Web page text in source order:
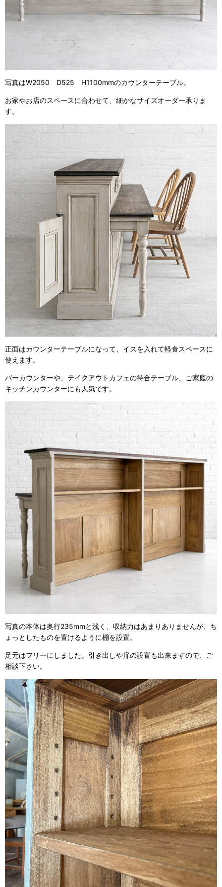
写真はW2050 D525 H1100mmのカウンターテーブル。
お家やお店のスペースに合わせて、細かなサイズオーダー承りま
す。
正面はカウンターテーブルになって、イスを入れて軽食スペースに
使えます。
バーカウンターや、テイクアウトカフェの待合テーブル、ご家庭の
キッチンカウンターにも人気です。
写真の本体は奥行235mmと浅く、収納力はあまりありませんが、ち
ょっとしたものを置けるように棚を設置。
足元はフリーにしました。引き出しや扉の設置も出来ますので、ご
相談下さい。